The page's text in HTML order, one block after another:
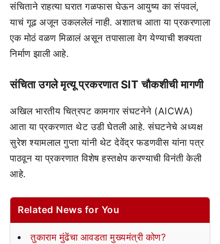
संचिताने राहत्या घरात गळफास घेऊन आयुष्य का संपवलं,
याचं गूढ अजून उकललेलं नाही. अशातच आता या प्रकरणाला
एक मोठं वळण मिळालं असून तपासाला वेग येण्याची शक्यता
निर्माण झाली आहे.
संचिता उगले मृत्यू प्रकरणात SIT चौकशीची मागणी
अखिल भारतीय चित्रपट कामगार संघटनेने (AICWA)
आता या प्रकरणात थेट उडी घेतली आहे. संघटनेचे अध्यक्ष
सुरेश श्यामलाल गुप्ता यांनी थेट देवेंद्र फडणवीस यांना पत्र
पाठवून या प्रकरणात विशेष हस्तक्षेप करण्याची विनंती केली
आहे.
Related News for You
तुकाराम मुंढेंचा आवडता मुख्यमंत्री कोण?